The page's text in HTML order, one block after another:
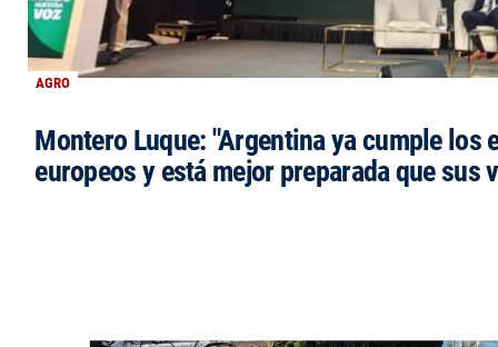
AGRO
Montero Luque: "Argentina ya cumple los
europeos y está mejor preparada que sus